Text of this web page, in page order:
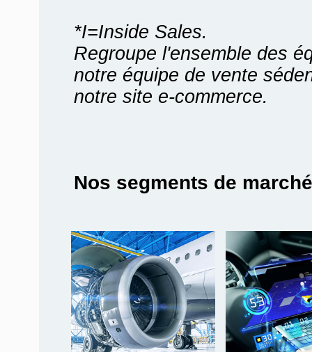
*I=Inside Sales.
Regroupe l'ensemble des
notre équipe de vente
notre site e-commerce.
Nos segments de